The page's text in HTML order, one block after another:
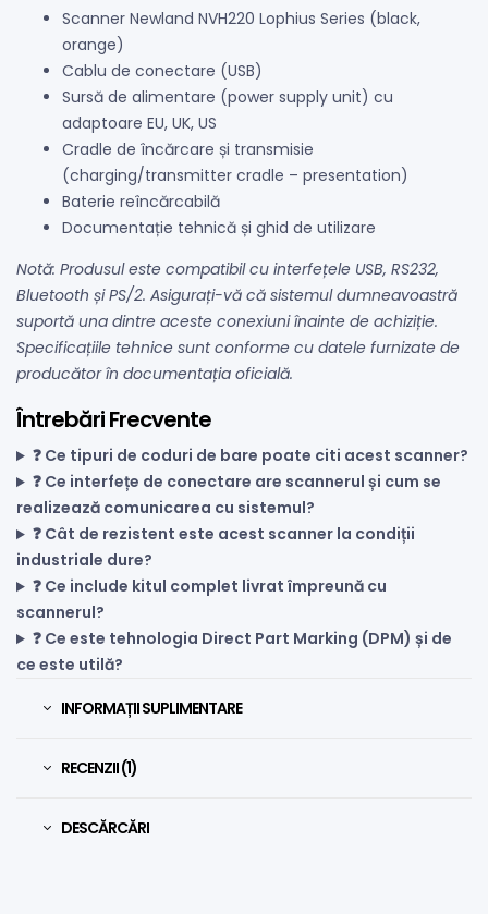
Scanner Newland NVH220 Lophius Series (black,
orange)
Cablu de conectare (USB)
Sursă de alimentare (power supply unit) cu
adaptoare EU, UK, US
Cradle de încărcare și transmisie
(charging/transmitter cradle – presentation)
Baterie reîncărcabilă
Documentație tehnică și ghid de utilizare
Notă: Produsul este compatibil cu interfețele USB, RS232,
Bluetooth și PS/2. Asigurați-vă că sistemul dumneavoastră
suportă una dintre aceste conexiuni înainte de achiziție.
Specificațiile tehnice sunt conforme cu datele furnizate de
producător în documentația oficială.
Întrebări Frecvente
❓ Ce tipuri de coduri de bare poate citi acest scanner?
❓ Ce interfețe de conectare are scannerul și cum se
realizează comunicarea cu sistemul?
❓ Cât de rezistent este acest scanner la condiții
industriale dure?
❓ Ce include kitul complet livrat împreună cu
scannerul?
❓ Ce este tehnologia Direct Part Marking (DPM) și de
ce este utilă?
INFORMAȚII SUPLIMENTARE
RECENZII (1)
DESCĂRCĂRI